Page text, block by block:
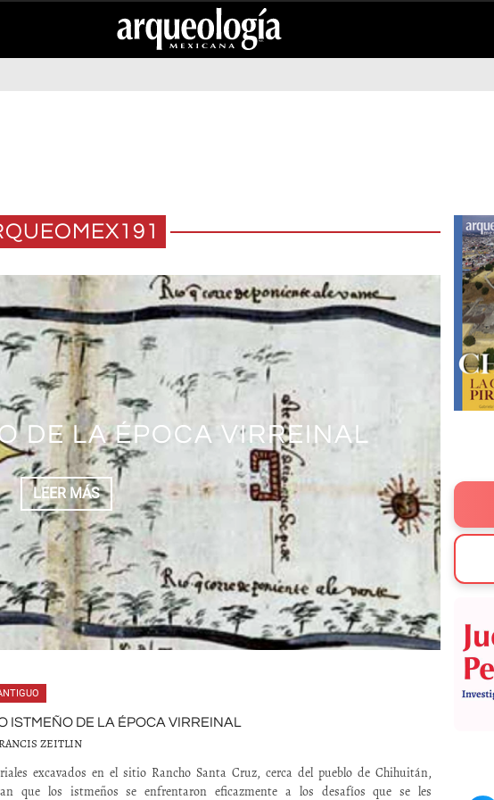
DE LA ÉPOCA VIRREINAL
LEER MÁS
Y COLONIZACIÓN
POSCLÁSICO TARDÍO
LEER MÁS
DEL ISTMO DE
A TRAVÉS DEL ARTE
LEER MÁS
ENCRUCIJADA Y LUGAR
A TRAVÉS DEL TIEMPO
LEER MÁS
DE MOCTEZUMA CONTRA
DE HERNÁN CORTÉS
LEER MÁS
SOBRE LA
DE TENOCHTITLAN
LEER MÁS
ISTMEÑO DE LA ÉPOCA VIRREINAL
ZEITLIN
excavados en el sitio Rancho Santa Cruz, cerca del pueblo de Chihuitán,
que los istmeños se enfrentaron eficazmente a los desafíos que se les